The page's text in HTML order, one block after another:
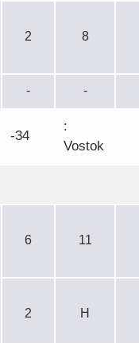
2 8
- -
-34
:
Vostok
6 11
2 H